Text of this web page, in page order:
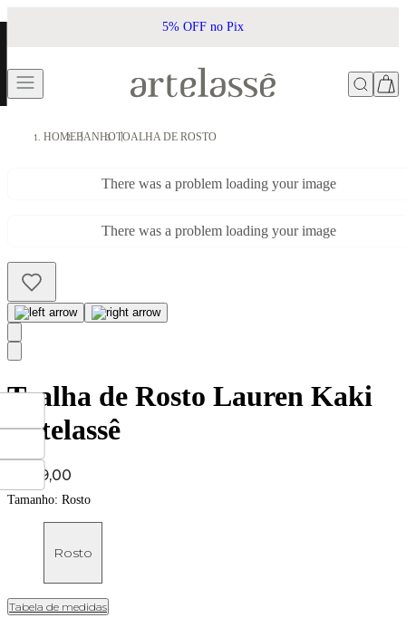
5% OFF no Pix
HOMEBANHOTOALHA DE ROSTO
There was a problem loading your image
There was a problem loading your image
Toalha de Rosto Lauren Kaki
Artelassê
Price:
R$ 79,00
Tamanho: Rosto
Rosto
Tabela de medidas